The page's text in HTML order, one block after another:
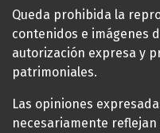
Queda prohibida la
contenidos e imágenes
autorización expresa y
patrimoniales.
Las opiniones
necesariamente